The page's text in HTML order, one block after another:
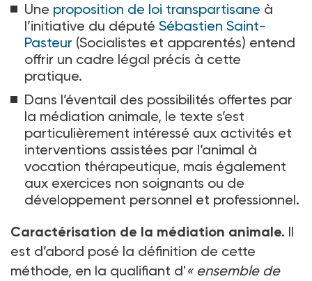
Une proposition de loi transpartisane à
l’initiative du député Sébastien Saint-
Pasteur (Socialistes et apparentés) entend
offrir un cadre légal précis à cette
pratique.
Dans l’éventail des possibilités offertes par
la médiation animale, le texte s’est
particulièrement intéressé aux activités et
interventions assistées par l’animal à
vocation thérapeutique, mais également
aux exercices non soignants ou de
développement personnel et professionnel.
Caractérisation de la médiation animale. Il
est d’abord posé la définition de cette
méthode, en la qualifiant d'« ensemble de